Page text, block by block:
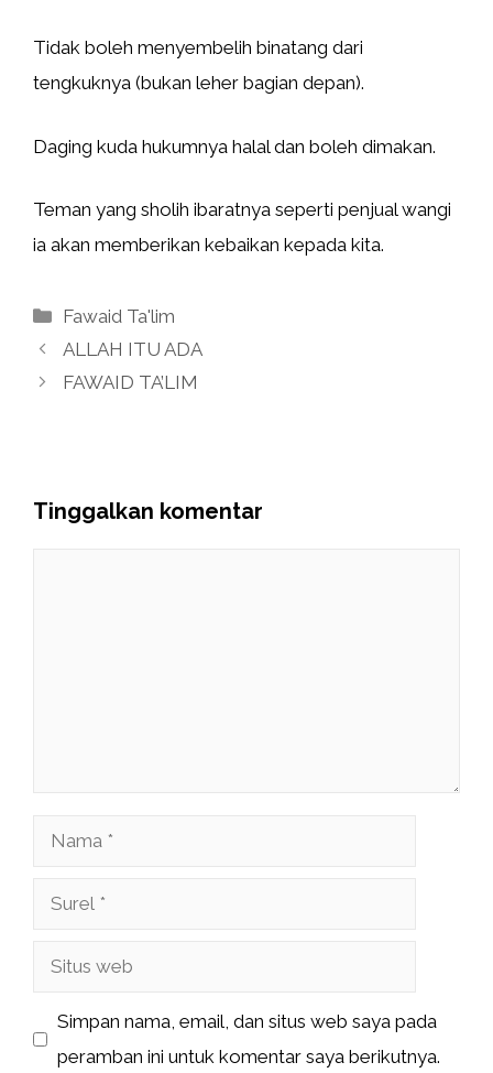
Tidak boleh menyembelih binatang dari
tengkuknya (bukan leher bagian depan).
Daging kuda hukumnya halal dan boleh dimakan.
Teman yang sholih ibaratnya seperti penjual wangi
ia akan memberikan kebaikan kepada kita.
Kategori
Fawaid Ta'lim
ALLAH ITU ADA
FAWAID TA’LIM
Tinggalkan komentar
Nama
Surel
Situs
Simpan nama, email, dan situs web saya pada
peramban ini untuk komentar saya berikutnya.